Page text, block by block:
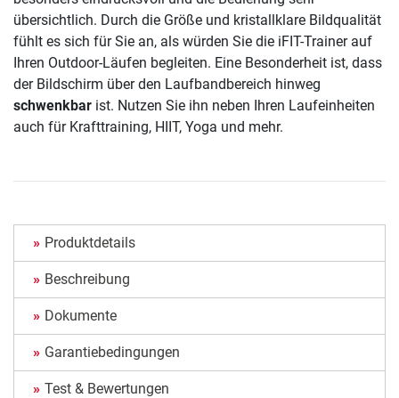
übersichtlich. Durch die Größe und kristallklare Bildqualität
fühlt es sich für Sie an, als würden Sie die iFIT-Trainer auf
Ihren Outdoor-Läufen begleiten. Eine Besonderheit ist, dass
der Bildschirm über den Laufbandbereich hinweg
schwenkbar ist. Nutzen Sie ihn neben Ihren Laufeinheiten
auch für Krafttraining, HIIT, Yoga und mehr.
Produktdetails
Beschreibung
Dokumente
Garantiebedingungen
Test & Bewertungen